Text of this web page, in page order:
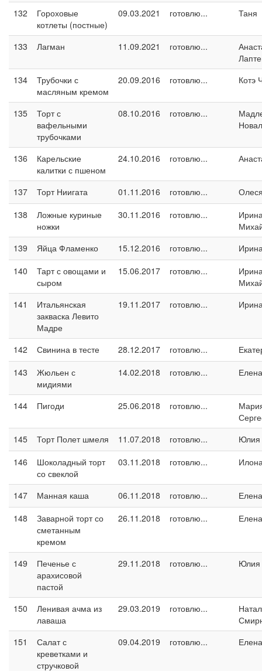
132
Гороховые
котлеты (постные)
09.03.2021 готовлю... Таня
133 Лагман 11.09.2021 готовлю...
134
Трубочки с
масляным кремом
20.09.2016 готовлю... Котэ
135
Торт с
вафельными
трубочками
08.10.2016 готовлю...
136
Карельские
калитки с пшеном
24.10.2016 готовлю...
137 Торт Ниигата 01.11.2016 готовлю...
138
Ложные куриные
ножки
30.11.2016 готовлю...
139
Яйца Фламенко 15.12.2016 готовлю...
140
Тарт с овощами и
сыром
15.06.2017 готовлю...
141
Итальянская
закваска Левито
Мадре
19.11.2017 готовлю...
142 Свинина в тесте 28.12.2017 готовлю...
143
Жюльен с
мидиями
14.02.2018 готовлю...
144 Пигоди 25.06.2018 готовлю...
145
Торт Полет шмеля 11.07.2018 готовлю...
Юлия
146
Шоколадный торт
со свеклой
03.11.2018 готовлю...
147 Манная каша 06.11.2018 готовлю...
148
Заварной торт со
сметанным
кремом
26.11.2018 готовлю...
149
Печенье с
арахисовой
пастой
29.11.2018 готовлю... Юлия
150
Ленивая ачма из
лаваша
29.03.2019 готовлю...
151
Салат с
креветками и
стручковой
09.04.2019 готовлю...